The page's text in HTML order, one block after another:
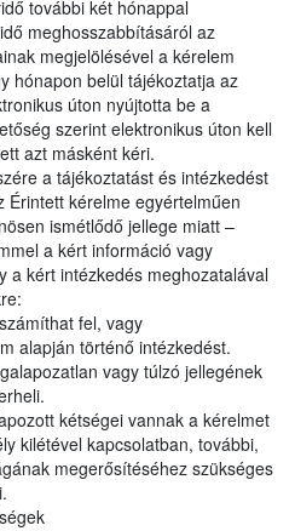
további két hónappal
meghosszabbításáról az
megjelölésével a kérelem
hónapon belül tájékoztatja az
úton nyújtotta be a
szerint elektronikus úton kell
azt másként kéri.
a tájékoztatást és intézkedést
kérelme egyértelműen
ismétlődő jellege miatt –
a kért információ vagy
a kért intézkedés meghozatalával
fel, vagy
alapján történő intézkedést.
vagy túlzó jellegének
kétségei vannak a kérelmet
kilétével kapcsolatban, további,
megerősítéséhez szükséges